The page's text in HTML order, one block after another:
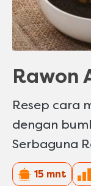
Rawon
Resep cara
dengan
Serbaguna
15 mnt